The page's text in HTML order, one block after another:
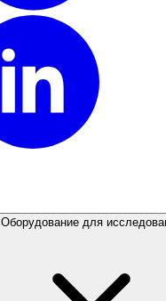
Оборудование для